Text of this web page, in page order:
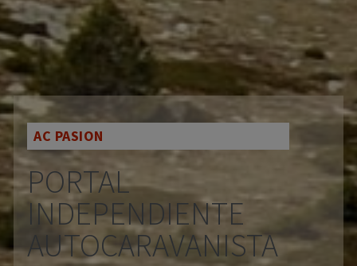
AC PASION
PORTAL
INDEPENDIENTE
AUTOCARAVANISTA